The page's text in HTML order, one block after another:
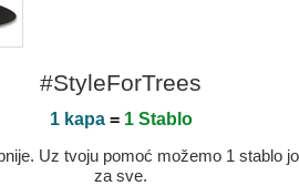
#StyleForTrees
1 kapa= 1 Stablo
Uz tvoju pomoć možemo 1 stablo
za sve.